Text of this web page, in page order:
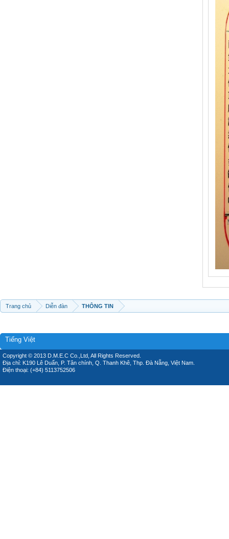
Trang chủ Diễn đàn THÔNG TIN
Tiếng Việt
Copyright © 2013 D.M.E.C Co.,Ltd, All Rights Reserved.
Địa chỉ: K190 Lê Duẩn, P. Tân chính, Q. Thanh Khê, Thp. Đà Nẵng, Việt Nam.
Điện thoại: (+84) 5113752506